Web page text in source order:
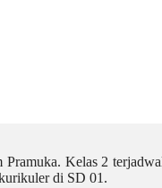
Kelas 2
di SD 01.